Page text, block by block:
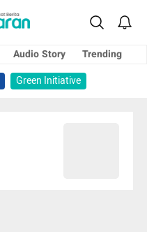
Audio Story
Trending
Green Initiative